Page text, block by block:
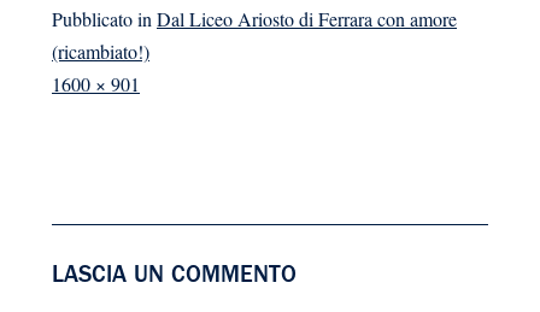
Pubblicato in Dal Liceo Ariosto di Ferrara con amore
(ricambiato!)
A
1600 × 901
LASCIA UN COMMENTO